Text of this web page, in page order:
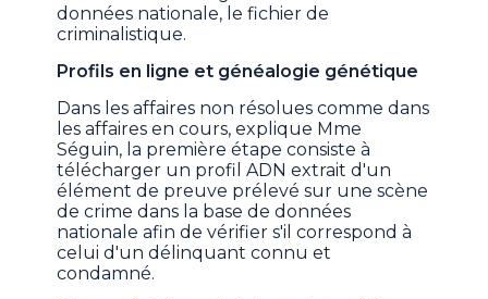
données nationale, le fichier de
criminalistique.
Profils en ligne et généalogie génétique
Dans les affaires non résolues comme dans
les affaires en cours, explique Mme
Séguin, la première étape consiste à
télécharger un profil ADN extrait d'un
élément de preuve prélevé sur une scène
de crime dans la base de données
nationale afin de vérifier s'il correspond à
celui d'un délinquant connu et
condamné.